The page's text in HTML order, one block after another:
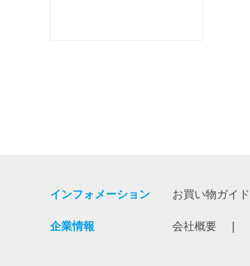
インフォメーション お買い物ガイド
企業情報 会社概要